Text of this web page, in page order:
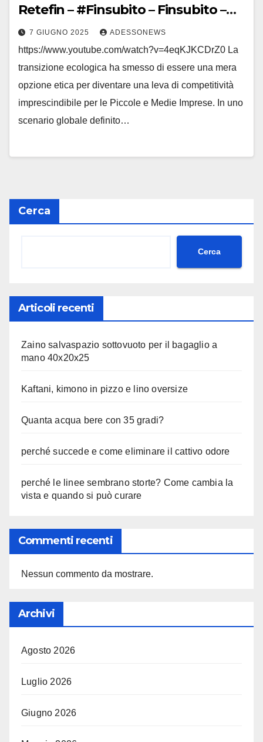
Retefin – #Finsubito – Finsubito –
#Adessonews – #Adessonews –
#Finsubito – Adessonews
7 GIUGNO 2025 ADESSONEWS
https://www.youtube.com/watch?v=4eqKJKCDrZ0 La
transizione ecologica ha smesso di essere una mera
opzione etica per diventare una leva di competitività
imprescindibile per le Piccole e Medie Imprese. In uno
scenario globale definito…
Cerca
Cerca
Articoli recenti
Zaino salvaspazio sottovuoto per il bagaglio a
mano 40x20x25
Kaftani, kimono in pizzo e lino oversize
Quanta acqua bere con 35 gradi?
perché succede e come eliminare il cattivo odore
perché le linee sembrano storte? Come cambia la
vista e quando si può curare
Commenti recenti
Nessun commento da mostrare.
Archivi
Agosto 2026
Luglio 2026
Giugno 2026